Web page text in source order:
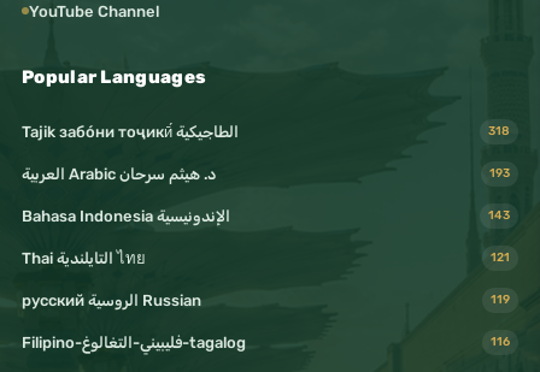
YouTube Channel
Popular Languages
Tajik забо́ни тоҷикӣ́ الطاجيكية 318
د. هيثم سرحان Arabic العربية 193
Bahasa Indonesia الإندونيسية 143
Thai التايلندية ไทย 121
русский الروسية Russian 119
Filipino-فليبيني-التغالوغ-tagalog 116